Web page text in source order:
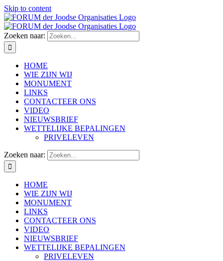
Skip to content
Zoeken naar:
HOME
WIE ZIJN WIJ
MONUMENT
LINKS
CONTACTEER ONS
VIDEO
NIEUWSBRIEF
WETTELIJKE BEPALINGEN
PRIVELEVEN
Zoeken naar:
HOME
WIE ZIJN WIJ
MONUMENT
LINKS
CONTACTEER ONS
VIDEO
NIEUWSBRIEF
WETTELIJKE BEPALINGEN
PRIVELEVEN